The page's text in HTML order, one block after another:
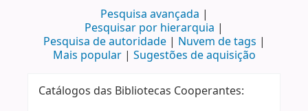
Pesquisa avançada
Pesquisar por hierarquia
Pesquisa de autoridade
Nuvem de tags
Mais popular
Sugestões de aquisição
Catálogos das Bibliotecas Cooperantes: